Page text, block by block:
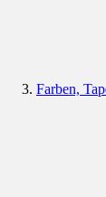
Farben,